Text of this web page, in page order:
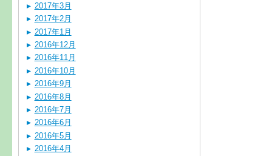
2017年3月
2017年2月
2017年1月
2016年12月
2016年11月
2016年10月
2016年9月
2016年8月
2016年7月
2016年6月
2016年5月
2016年4月